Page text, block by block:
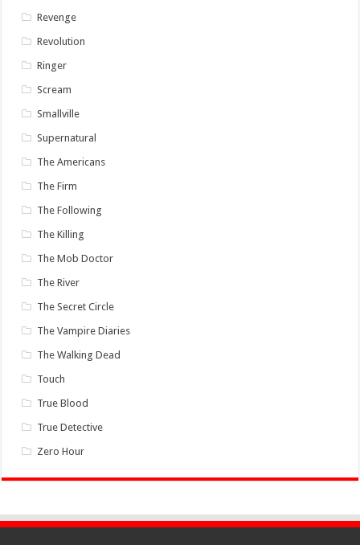
Revenge
Revolution
Ringer
Scream
Smallville
Supernatural
The Americans
The Firm
The Following
The Killing
The Mob Doctor
The River
The Secret Circle
The Vampire Diaries
The Walking Dead
Touch
True Blood
True Detective
Zero Hour